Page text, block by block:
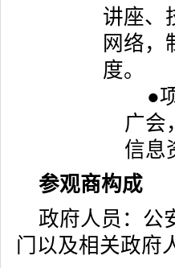
讲座、
网络，
度。
●
广会
信息
参观商构成
政府人员：公
门以及相关政府